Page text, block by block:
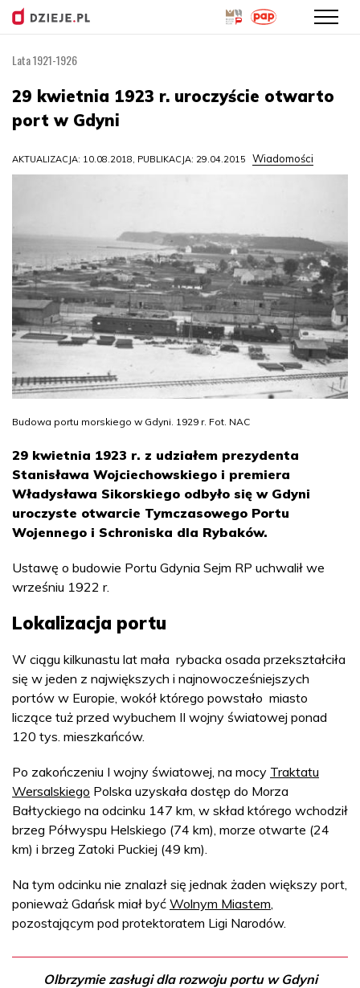
treści
Lata 1921-1926
29 kwietnia 1923 r. uroczyście otwarto
port w Gdyni
AKTUALIZACJA: 10.08.2018, PUBLIKACJA: 29.04.2015 Wiadomości
Budowa portu morskiego w Gdyni. 1929 r. Fot. NAC
29 kwietnia 1923 r. z udziałem prezydenta
Stanisława Wojciechowskiego i premiera
Władysława Sikorskiego odbyło się w Gdyni
uroczyste otwarcie Tymczasowego Portu
Wojennego i Schroniska dla Rybaków.
Ustawę o budowie Portu Gdynia Sejm RP uchwalił we
wrześniu 1922 r.
Lokalizacja portu
W ciągu kilkunastu lat mała rybacka osada przekształciła
się w jeden z największych i najnowocześniejszych
portów w Europie, wokół którego powstało miasto
liczące tuż przed wybuchem II wojny światowej ponad
120 tys. mieszkańców.
Po zakończeniu I wojny światowej, na mocy Traktatu
Wersalskiego Polska uzyskała dostęp do Morza
Bałtyckiego na odcinku 147 km, w skład którego wchodził
brzeg Półwyspu Helskiego (74 km), morze otwarte (24
km) i brzeg Zatoki Puckiej (49 km).
Na tym odcinku nie znalazł się jednak żaden większy port,
ponieważ Gdańsk miał być Wolnym Miastem
pozostającym pod protektoratem Ligi Narodów.
Olbrzymie zasługi dla rozwoju portu w Gdyni